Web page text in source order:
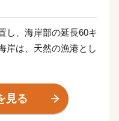
し、海岸部の延長60キ
岸は、天然の漁港とし
にした「まいもんまつ
き」は非常に人気が高
見る